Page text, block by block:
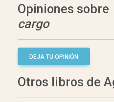
Opiniones sobre
cargo
DEJA TU OPINIÓN
Otros libros de